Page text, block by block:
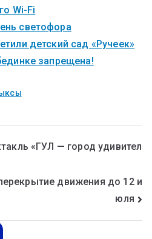
Wi-Fi
светофора
детский сад «Ручеек»
запрещена!
«ГУЛ — город удивител
движения до 12 и
юля